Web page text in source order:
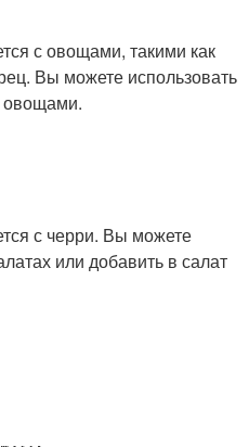
с овощами, такими как
Вы можете использовать
овощами.
с черри. Вы можете
или добавить в салат